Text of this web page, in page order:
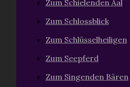
Zum Schielenden Aal
Zum Schlossblick
Zum Schlüsselheiligen
Zum Seepferd
Zum Singenden Bären